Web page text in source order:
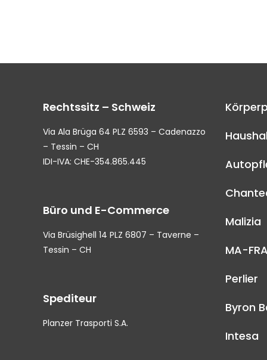
Rechtssitz – Schweiz
Via Ala Brüga 64 PLZ 6593 – Cadenazzo
– Tessin – CH
IDI-IVA: CHE-354.865.445
Büro und E-Commerce
Via Brüsighell 14 PLZ 6807 – Taverne –
Tessin – CH
Spediteur
Planzer Trasporti S.A.
Malizia
MA-FRA
Perlier
Byron
Intesa